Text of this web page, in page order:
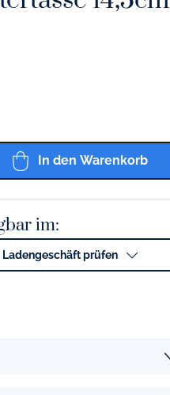
In den Warenkorb
im:
prüfen